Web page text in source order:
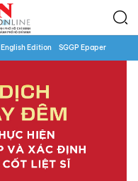
English Edition SGGP Epaper